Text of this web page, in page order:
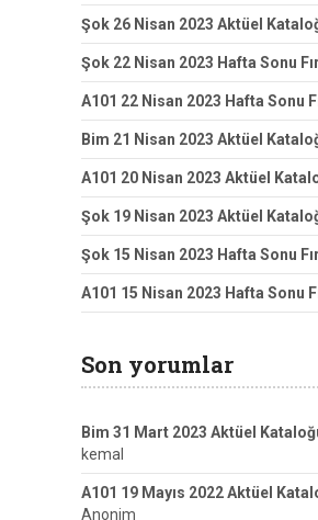
Şok 26 Nisan 2023 Aktüel
Şok 22 Nisan 2023 Hafta Sonu
A101 22 Nisan 2023 Hafta Sonu
Bim 21 Nisan 2023 Aktüel
A101 20 Nisan 2023 Aktüel
Şok 19 Nisan 2023 Aktüel
Şok 15 Nisan 2023 Hafta Sonu
A101 15 Nisan 2023 Hafta Sonu
Son yorumlar
Bim 31 Mart 2023 Aktüel
kemal
A101 19 Mayıs 2022 Aktüel
Anonim